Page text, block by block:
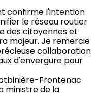
confirme l'intention
le réseau routier
des citoyennes et
majeur. Je remercie
collaboration
d'envergure pour
Frontenac
ministre de la